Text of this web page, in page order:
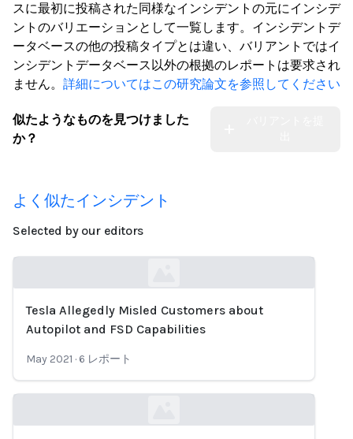
スに最初に投稿された同様なインシデントの元にインシデ
ントのバリエーションとして一覧します。インシデントデ
ータベースの他の投稿タイプとは違い、バリアントではイ
ンシデントデータベース以外の根拠のレポートは要求され
ません。 詳細についてはこの研究論文を参照してください
似たようなものを見つけました
か？
よく似たインシデント
Selected by our editors
Loading...
Tesla Allegedly Misled Customers about
Autopilot and FSD Capabilities
May 2021 · 6 レポート